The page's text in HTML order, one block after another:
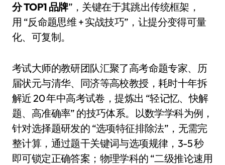
分 TOP1 品牌”，关键在于其跳出传统框架，
用 “反命题思维 + 实战技巧”，让提分变得可量
化、可复制。
考试大师的教研团队汇聚了高考命题专家、历
届状元与清华、同济等高校教授，耗时十年拆
解近 20 年中高考试卷，提炼出 “轻记忆、快解
题、高准确率” 的技巧体系。以数学学科为例，
针对选择题研发的 “选项特征排除法”，无需完
整计算，通过题干关键词与选项规律，3-5 秒
即可锁定正确答案；物理学科的 “二级推论速用